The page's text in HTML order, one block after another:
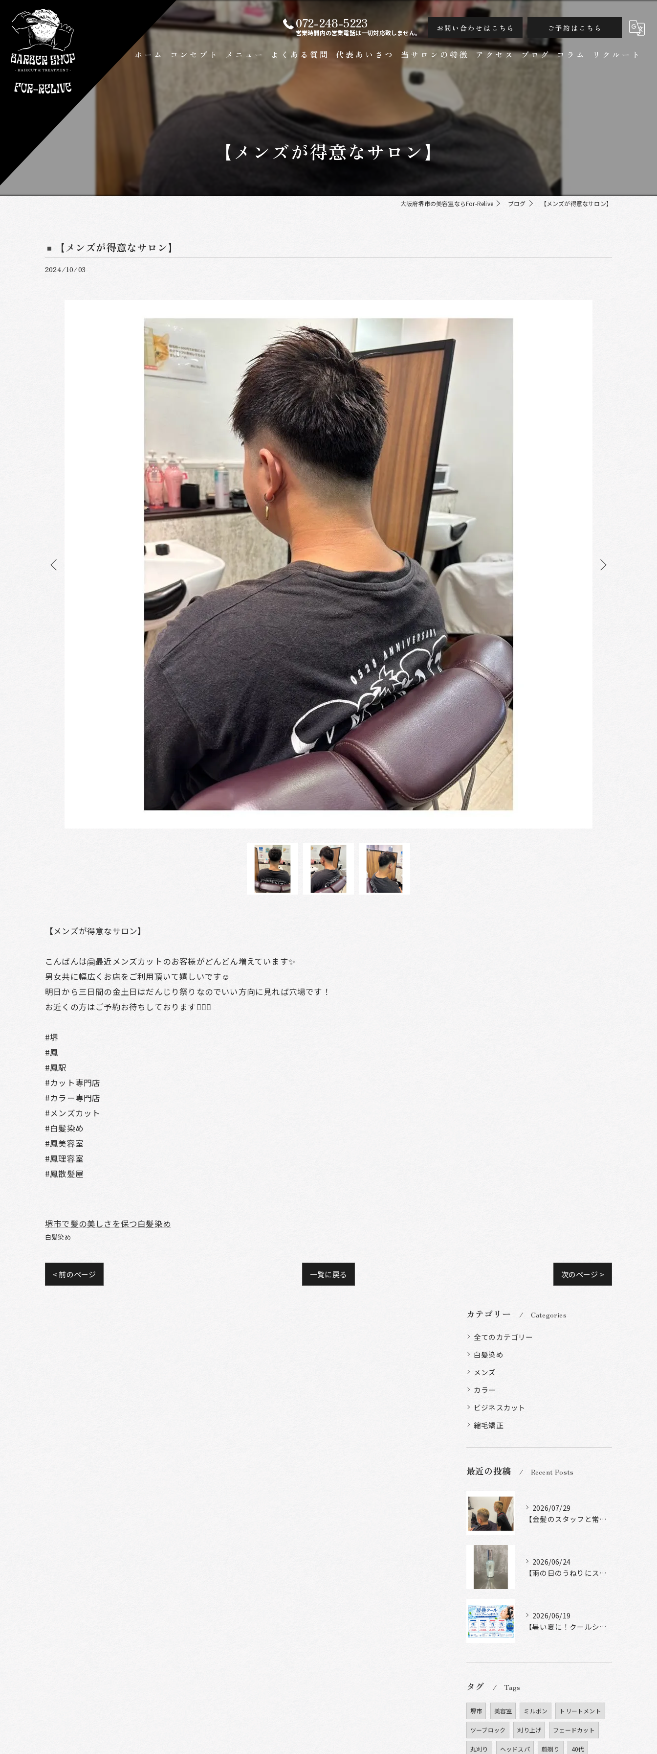
072-248-5223
営業時間内の営業電話は一切対応致しません。 お問い合わせはこちら ご予約はこちら
ホーム コンセプト メニュー よくある質問 代表あいさつ 当サロンの特徴
白髪染め
メンズ
カラー
ビジネスカット
アクセス ブログ コラム リクルート
【メンズが得意なサロン】
大阪府堺市の美容室ならFor-Relive ブログ 【メンズが得意なサロン】
【メンズが得意なサロン】
2024/10/03
【メンズが得意なサロン】
こんばんは🤗最近メンズカットのお客様がどんどん増えています✨
男女共に幅広くお店をご利用頂いて嬉しいです☺️
明日から三日間の金土日はだんじり祭りなのでいい方向に見れば穴場です！
お近くの方はご予約お待ちしております🙂‍↕️✨
#堺
#鳳
#鳳駅
#カット専門店
#カラー専門店
#メンズカット
#白髪染め
#鳳美容室
#鳳理容室
#鳳散髪屋
堺市で髪の美しさを保つ白髪染め
白髪染め
< 前のページ 一覧に戻る 次のページ >
カテゴリー Categories
全てのカテゴリー
白髪染め
メンズ
カラー
ビジネスカット
縮毛矯正
最近の投稿 Recent Posts
2026/07/29
【金髪のスタッフと常連様ショット】
2026/06/24
【雨の日のうねりにストレートロック】
2026/06/19
【暑い夏に！クールシャンプーヘッドスパ】
タグ Tags
堺市 美容室 ミルボン トリートメント
ツーブロック 刈り上げ フェードカット
丸刈り ヘッドスパ 顔剃り 40代